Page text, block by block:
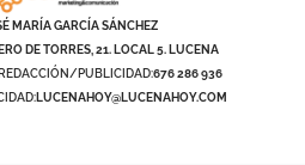
MARÍA GARCÍA SÁNCHEZ
DE TORRES, 21. LOCAL 5. LUCENA
PUBLICIDAD:676 286 936
LUCENAHOY@LUCENAHOY.COM